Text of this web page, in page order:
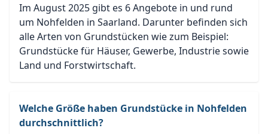
Im August 2025 gibt es 6 Angebote in und rund
um Nohfelden in Saarland. Darunter befinden sich
alle Arten von Grundstücken wie zum Beispiel:
Grundstücke für Häuser, Gewerbe, Industrie sowie
Land und Forstwirtschaft.
Welche Größe haben Grundstücke in Nohfelden
durchschnittlich?